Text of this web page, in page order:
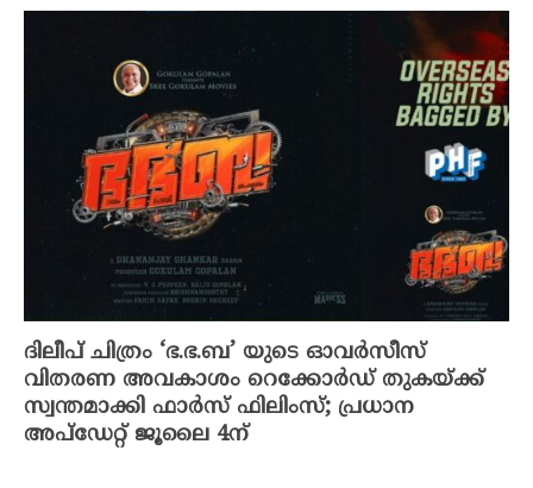
ദിലീപ് ചിത്രം ‘ഭ.ഭ.ബ’ യുടെ ഓവർസീസ്
വിതരണ അവകാശം റെക്കോർഡ് തുകയ്ക്ക്
സ്വന്തമാക്കി ഫാർസ് ഫിലിംസ്; പ്രധാന
അപ്‌ഡേറ്റ് ജൂലൈ 4ന്